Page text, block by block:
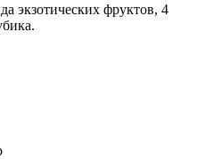
экзотических фруктов, 4